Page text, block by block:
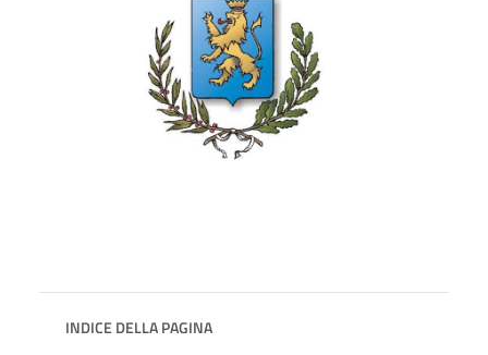
INDICE DELLA PAGINA